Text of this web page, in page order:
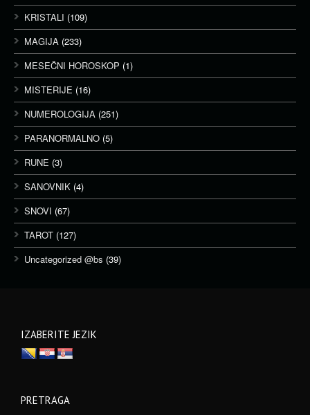
KRISTALI (109)
MAGIJA (233)
MESEČNI HOROSKOP (1)
MISTERIJE (16)
NUMEROLOGIJA (251)
PARANORMALNO (5)
RUNE (3)
SANOVNIK (4)
SNOVI (67)
TAROT (127)
Uncategorized @bs (39)
IZABERITE JEZIK
PRETRAGA